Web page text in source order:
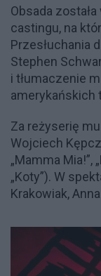
Obsada
castingu, na
Przesłuchania
Stephen
i tłumaczenie
amerykańskich
Za reżyserię
Wojciech
„Mamma Mia!”,
„Koty”). W
Krakowiak,